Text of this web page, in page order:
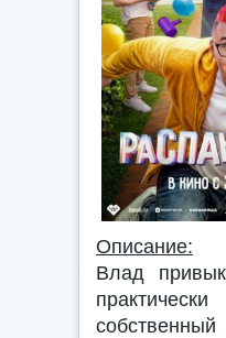
Описание:
Влад